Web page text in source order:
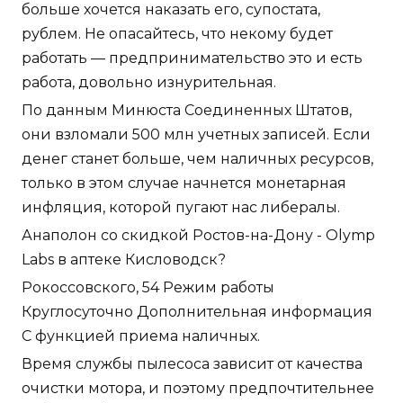
больше хочется наказать его, супостата,
рублем. Не опасайтесь, что некому будет
работать — предпринимательство это и есть
работа, довольно изнурительная.
По данным Минюста Соединенных Штатов,
они взломали 500 млн учетных записей. Если
денег станет больше, чем наличных ресурсов,
только в этом случае начнется монетарная
инфляция, которой пугают нас либералы.
Анаполон со скидкой Ростов-на-Дону - Olymp
Labs в аптеке Кисловодск?
Рокоссовского, 54 Режим работы
Круглосуточно Дополнительная информация
С функцией приема наличных.
Время службы пылесоса зависит от качества
очистки мотора, и поэтому предпочтительнее